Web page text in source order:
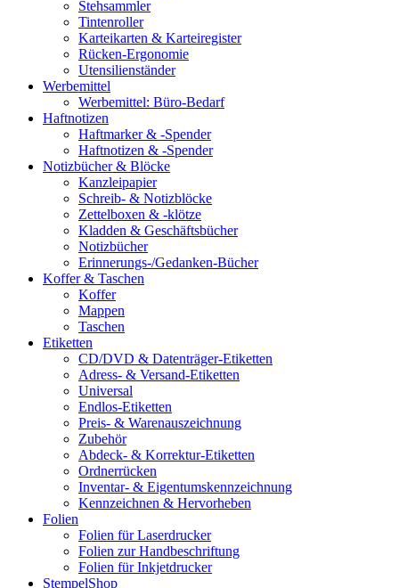
Stehsammler
Tintenroller
Karteikarten & Karteiregister
Rücken-Ergonomie
Utensilienständer
Werbemittel
Werbemittel: Büro-Bedarf
Haftnotizen
Haftmarker & -Spender
Haftnotizen & -Spender
Notizbücher & Blöcke
Kanzleipapier
Schreib- & Notizblöcke
Zettelboxen & -klötze
Kladden & Geschäftsbücher
Notizbücher
Erinnerungs-/Gedanken-Bücher
Koffer & Taschen
Koffer
Mappen
Taschen
Etiketten
CD/DVD & Datenträger-Etiketten
Adress- & Versand-Etiketten
Universal
Endlos-Etiketten
Preis- & Warenauszeichnung
Zubehör
Abdeck- & Korrektur-Etiketten
Ordnerrücken
Inventar- & Eigentumskennzeichnung
Kennzeichnen & Hervorheben
Folien
Folien für Laserdrucker
Folien zur Handbeschriftung
Folien für Inkjetdrucker
StempelShop